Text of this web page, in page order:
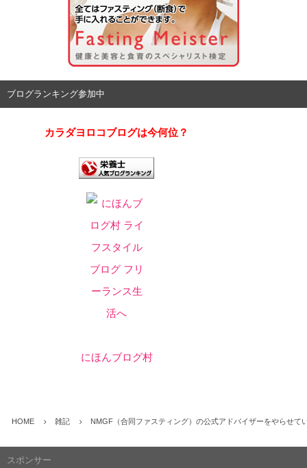
ブログランキング参加中
カラダヨロコブログは今何位？
にほんブログ村
HOME 雑記 NMGF（合同ファスティング）の公式アドバイザーをやらせて
スポンサー